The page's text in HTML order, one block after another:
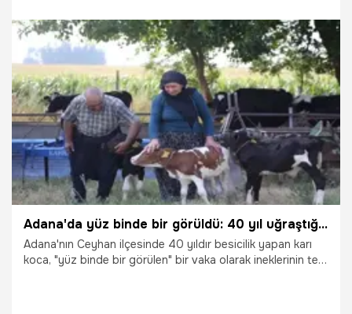
bölgede besiciler, biçilen otları balya haline getirerek kışlık
yem stoklarını hazırlıyor.
5.08.2026 Gündem
Adana'da yüz binde bir görüldü: 40 yıl uğraştığı iş hayatının sürprizini getirdi
Adana'nın Ceyhan ilçesinde 40 yıldır besicilik yapan karı
koca, "yüz binde bir görülen" bir vaka olarak ineklerinin tek